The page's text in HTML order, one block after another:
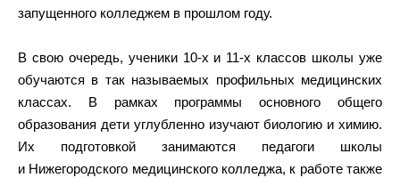
запущенного колледжем в прошлом году.
В свою очередь, ученики 10-х и 11-х классов школы уже
обучаются в так называемых профильных медицинских
классах. В рамках программы основного общего
образования дети углубленно изучают биологию и химию.
Их подготовкой занимаются педагоги школы
и Нижегородского медицинского колледжа, к работе также